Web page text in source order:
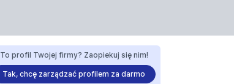
To profil Twojej firmy? Zaopiekuj się nim!
Tak, chcę zarządzać profilem za darmo